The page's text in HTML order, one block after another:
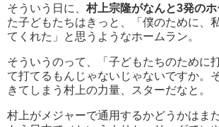
そういう日に、 村上宗隆がなんと3発の
た子どもたちはきっと、「僕のために、
てくれた」と思うようなホームラン。
そういうのって、「子どもたちのために
て打てるもんじゃないじゃないですか。
きてしまう村上の力量、スターだなと。
村上がメジャーで通用するかどうかはま